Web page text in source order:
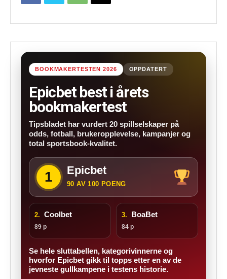
BOOKMAKERTESTEN 2026 OPPDATERT
Epicbet best i årets
bookmakertest
Tipsbladet har vurdert 20 spillselskaper på
odds, fotball, brukeropplevelse, kampanjer og
total sportsbook-kvalitet.
1 Epicbet
90 AV 100 POENG
2. Coolbet
89 p
3. BoaBet
84 p
Se hele sluttabellen, kategorivinnerne og
hvorfor Epicbet gikk til topps etter en av de
jevneste gullkampene i testens historie.